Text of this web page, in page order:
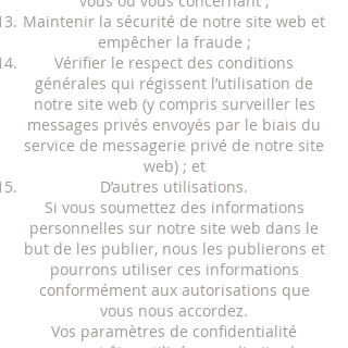
Maintenir la sécurité de notre site web et
empêcher la fraude ;
Vérifier le respect des conditions
générales qui régissent l’utilisation de
notre site web (y compris surveiller les
messages privés envoyés par le biais du
service de messagerie privé de notre site
web) ; et
D’autres utilisations.
Si vous soumettez des informations
personnelles sur notre site web dans le
but de les publier, nous les publierons et
pourrons utiliser ces informations
conformément aux autorisations que
vous nous accordez.
Vos paramètres de confidentialité